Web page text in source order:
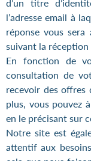
l’adresse email à
réponse vous
suivant la réception
En fonction de
consultation de
recevoir des offres
plus, vous pouvez
en le précisant sur
Notre site est
attentif aux